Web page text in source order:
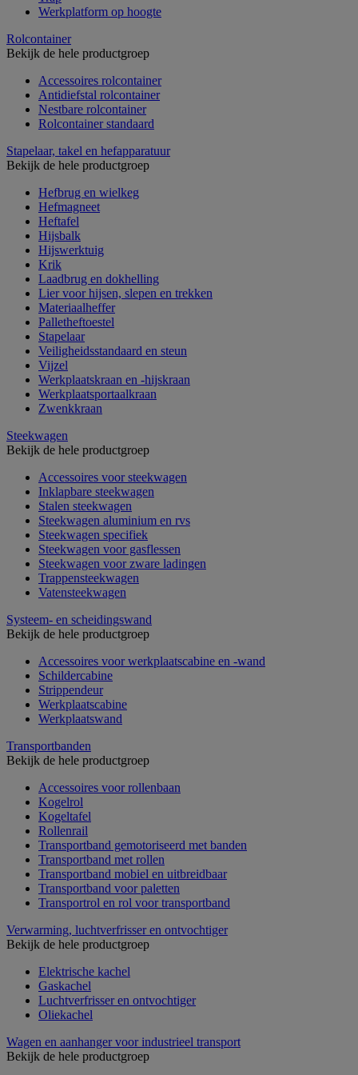
Werkplatform op hoogte
Rolcontainer
Bekijk de hele productgroep
Accessoires rolcontainer
Antidiefstal rolcontainer
Nestbare rolcontainer
Rolcontainer standaard
Stapelaar, takel en hefapparatuur
Bekijk de hele productgroep
Hefbrug en wielkeg
Hefmagneet
Heftafel
Hijsbalk
Hijswerktuig
Krik
Laadbrug en dokhelling
Lier voor hijsen, slepen en trekken
Materiaalheffer
Palletheftoestel
Stapelaar
Veiligheidsstandaard en steun
Vijzel
Werkplaatskraan en -hijskraan
Werkplaatsportaalkraan
Zwenkkraan
Steekwagen
Bekijk de hele productgroep
Accessoires voor steekwagen
Inklapbare steekwagen
Stalen steekwagen
Steekwagen aluminium en rvs
Steekwagen specifiek
Steekwagen voor gasflessen
Steekwagen voor zware ladingen
Trappensteekwagen
Vatensteekwagen
Systeem- en scheidingswand
Bekijk de hele productgroep
Accessoires voor werkplaatscabine en -wand
Schildercabine
Strippendeur
Werkplaatscabine
Werkplaatswand
Transportbanden
Bekijk de hele productgroep
Accessoires voor rollenbaan
Kogelrol
Kogeltafel
Rollenrail
Transportband gemotoriseerd met banden
Transportband met rollen
Transportband mobiel en uitbreidbaar
Transportband voor paletten
Transportrol en rol voor transportband
Verwarming, luchtverfrisser en ontvochtiger
Bekijk de hele productgroep
Elektrische kachel
Gaskachel
Luchtverfrisser en ontvochtiger
Oliekachel
Wagen en aanhanger voor industrieel transport
Bekijk de hele productgroep